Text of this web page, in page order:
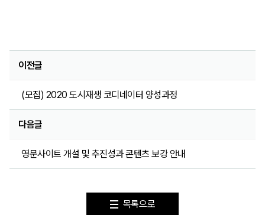
이전글
(모집) 2020 도시재생 코디네이터 양성과정
다음글
영문사이트 개설 및 추진성과 콘텐츠 보강 안내
목록으로